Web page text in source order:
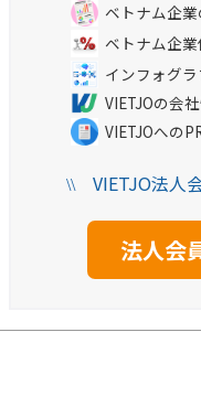
ベトナム企
ベトナム企
インフォグ
VIETJOの会
VIETJOへの
\\VIETJO法人